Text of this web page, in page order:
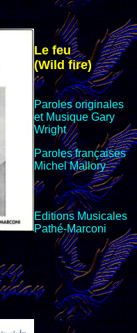
Le feu
(Wild fire)
Paroles originales
et Musique Gary
Wright
Paroles françaises
Michel Mallory
EditionsMusicales
Pathé-Marconi